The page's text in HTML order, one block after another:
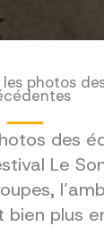
photos
des
Le
bien plus